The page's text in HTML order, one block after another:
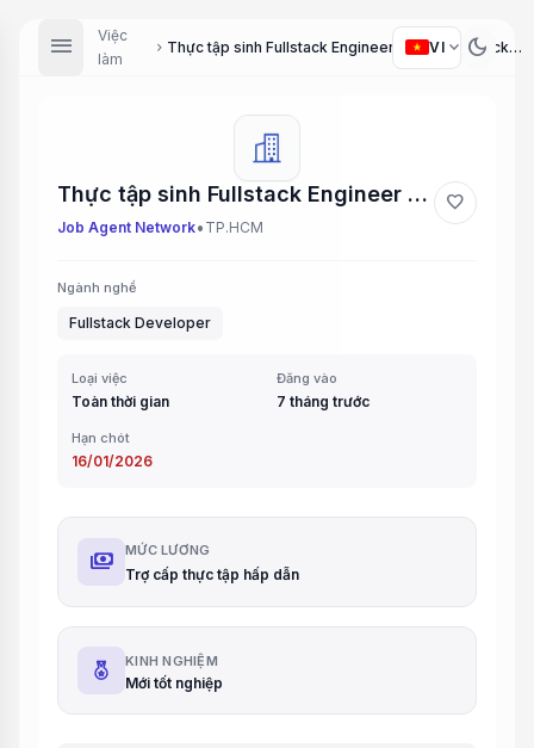
menu
Việc
làm
chevron_right Thực tập sinh Fullstack Engineer (Intern Fullstack Engineer)
VI expand_more dark_mode
Thực tập sinh Fullstack Engineer (Intern Fullstack Engineer)
Job Agent Network• TP.HCM
favorite
Ngành nghề
Fullstack Developer
Loại việc
Toàn thời gian
Đăng vào
7 tháng trước
Hạn chót
16/01/2026
payments MỨC LƯƠNG
Trợ cấp thực tập hấp dẫn
KINH NGHIỆM
Mới tốt nghiệp